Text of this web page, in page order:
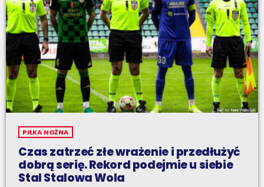
PIŁKA NOŻNA
Czas zatrzeć złe wrażenie i przedłużyć
dobrą serię. Rekord podejmie u siebie
Stal Stalowa Wola